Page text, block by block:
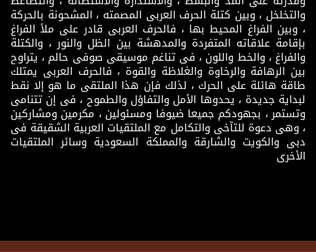
والتخلخل ، وبين كتلة الحرف العربى المصمته ، المشحونة بالحركة
، وبين الفراغ المحيط بها ، فالحرف العربى قادر على ملأ الفراغ
بإقامة علاقاته المتفردة والمدهشة بين الظل والنور ، والكتلة
والفراغ ، والخط واللون ، فى تناغم موسيقى صوفى حالم ، يتراوح
بين الرهافة والرخاوة والغلاظة والقوة ، فالحرف العربى يمتلك
طاقة هائلة على الحرك ، لذلك فإن هذا الملتقى ما هو إلا نقط
لبداية جديدة ، يحدوها الأمل والتفاؤل والطموح ، فى إن تتنامى
وتستمر ، بجهودكم جميعا ضيوفا ومسئولين ، مكرمين ومشاركين
، وهى دعوة للتآخى والتكامل مع الملتقيات العربية الشقيقة فى
دبى والكويت والشارقة والمملكة السعودية وسائر الملتقيات
الأخرى